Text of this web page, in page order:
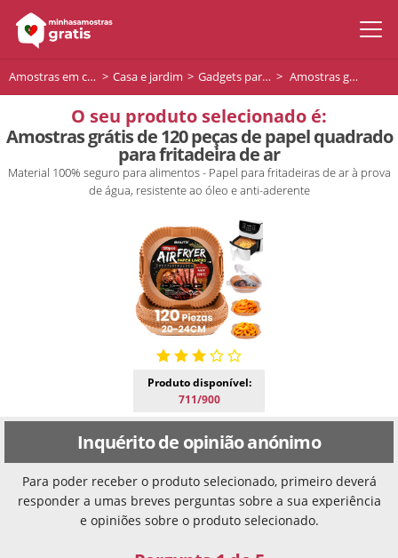
Amostras em casa Casa e jardim Gadgets para a casa Amostras grátis de 120 peças de papel quadrado para fritadeira de ar
O seu produto selecionado é:
Amostras grátis de 120 peças de papel quadrado
para fritadeira de ar
Material 100% seguro para alimentos - Papel para fritadeiras de ar à prova
de água, resistente ao óleo e anti-aderente
Produto disponível:
711/900
Inquérito de opinião anónimo
Para poder receber o produto selecionado, primeiro deverá
responder a umas breves perguntas sobre a sua experiência
e opiniões sobre o produto selecionado.